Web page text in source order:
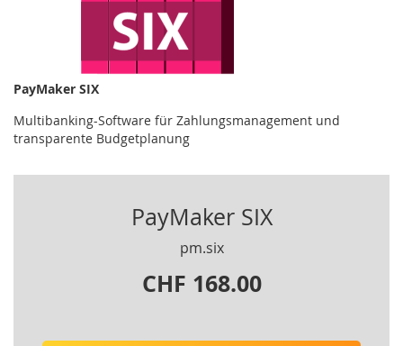
PayMaker SIX
Multibanking-Software für Zahlungsmanagement und
transparente Budgetplanung
PayMaker SIX
CHF 168.00
pm.six